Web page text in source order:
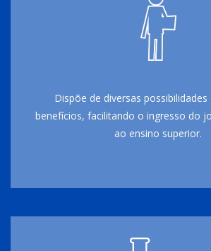
Dispõe de diversas possibilidades
benefícios, facilitando o ingresso do
ao ensino superior.